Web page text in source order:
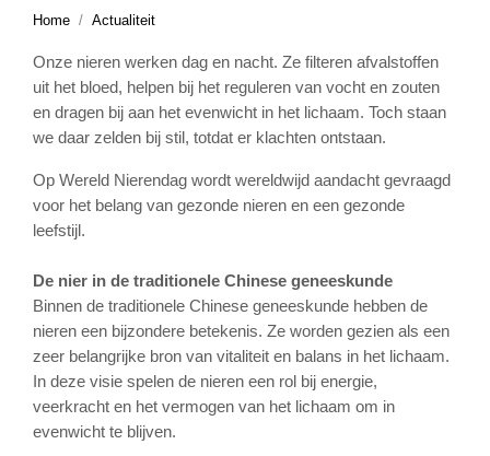
Home Actualiteit
Onze nieren werken dag en nacht. Ze filteren afvalstoffen
uit het bloed, helpen bij het reguleren van vocht en zouten
en dragen bij aan het evenwicht in het lichaam. Toch staan
we daar zelden bij stil, totdat er klachten ontstaan.
Op Wereld Nierendag wordt wereldwijd aandacht gevraagd
voor het belang van gezonde nieren en een gezonde
leefstijl.
De nier in de traditionele Chinese geneeskunde
Binnen de traditionele Chinese geneeskunde hebben de
nieren een bijzondere betekenis. Ze worden gezien als een
zeer belangrijke bron van vitaliteit en balans in het lichaam.
In deze visie spelen de nieren een rol bij energie,
veerkracht en het vermogen van het lichaam om in
evenwicht te blijven.